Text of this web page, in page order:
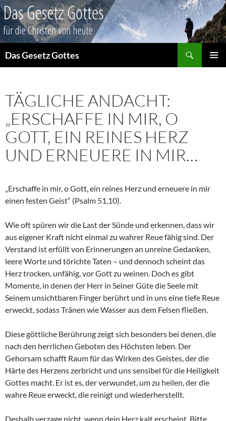
Das Gesetz Gottes
TÄGLICHE ANDACHT:
„ERSCHAFFE IN MIR, O
GOTT, EIN REINES HERZ
UND ERNEUERE IN MIR…
„Erschaffe in mir, o Gott, ein reines Herz und erneuere in mir
einen festen Geist“ (Psalm 51,10).
Wie oft spüren wir die Last der Sünde und erkennen, dass wir
aus eigener Kraft nicht einmal zu wahrer Reue fähig sind. Der
Verstand ist erfüllt von Erinnerungen an unreine Gedanken,
leere Worte und törichte Taten – und dennoch scheint das
Herz trocken, unfähig, vor Gott zu weinen. Doch es gibt
Momente, in denen der Herr in Seiner Güte die Seele mit
Seinem unsichtbaren Finger berührt und in uns eine tiefe Reue
erweckt, sodass Tränen wie Wasser aus dem Felsen fließen.
Diese göttliche Berührung zeigt sich besonders bei denen, die
nach den herrlichen Geboten des Höchsten leben. Der
Gehorsam schafft Raum für das Wirken des Geistes, der die
Härte des Herzens zerbricht und uns sensibel für die Heiligkeit
Gottes macht. Er ist es, der verwundet, um zu heilen, der die
wahre Reue erweckt, die reinigt und wiederherstellt.
Deshalb verzage nicht, wenn dein Herz kalt erscheint. Bitte